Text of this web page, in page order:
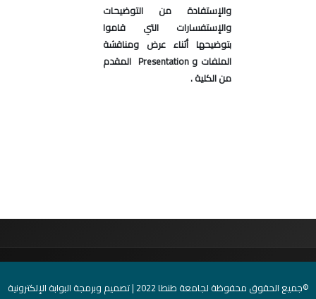
والإستفادة من التوضيحات
والإستفسارات التي قاموا
بتوضيحها أثناء عرض ومناقشة
الملفات و Presentation المقدم
من الكلية .
©جميع الحقوق محفوظة لجامعة طنطا 2022 | تصميم وبرمجة البوابة الإلكترونية